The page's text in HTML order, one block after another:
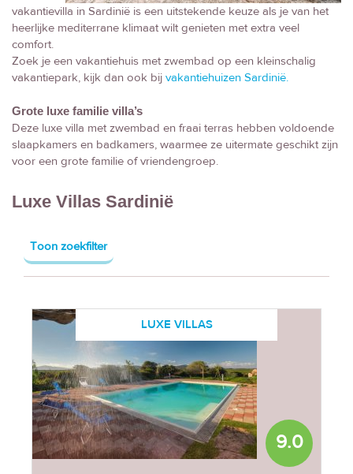
vakantievilla in Sardinië is een uitstekende keuze als je van het
heerlijke mediterrane klimaat wilt genieten met extra veel
comfort.
Zoek je een vakantiehuis met zwembad op een kleinschalig
vakantiepark, kijk dan ook bij vakantiehuizen Sardinië.
Grote luxe familie villa’s
Deze luxe villa met zwembad en fraai terras hebben voldoende
slaapkamers en badkamers, waarmee ze uitermate geschikt zijn
voor een grote familie of vriendengroep.
Luxe Villas Sardinië
Toon zoekfilter
LUXE VILLAS
9.0